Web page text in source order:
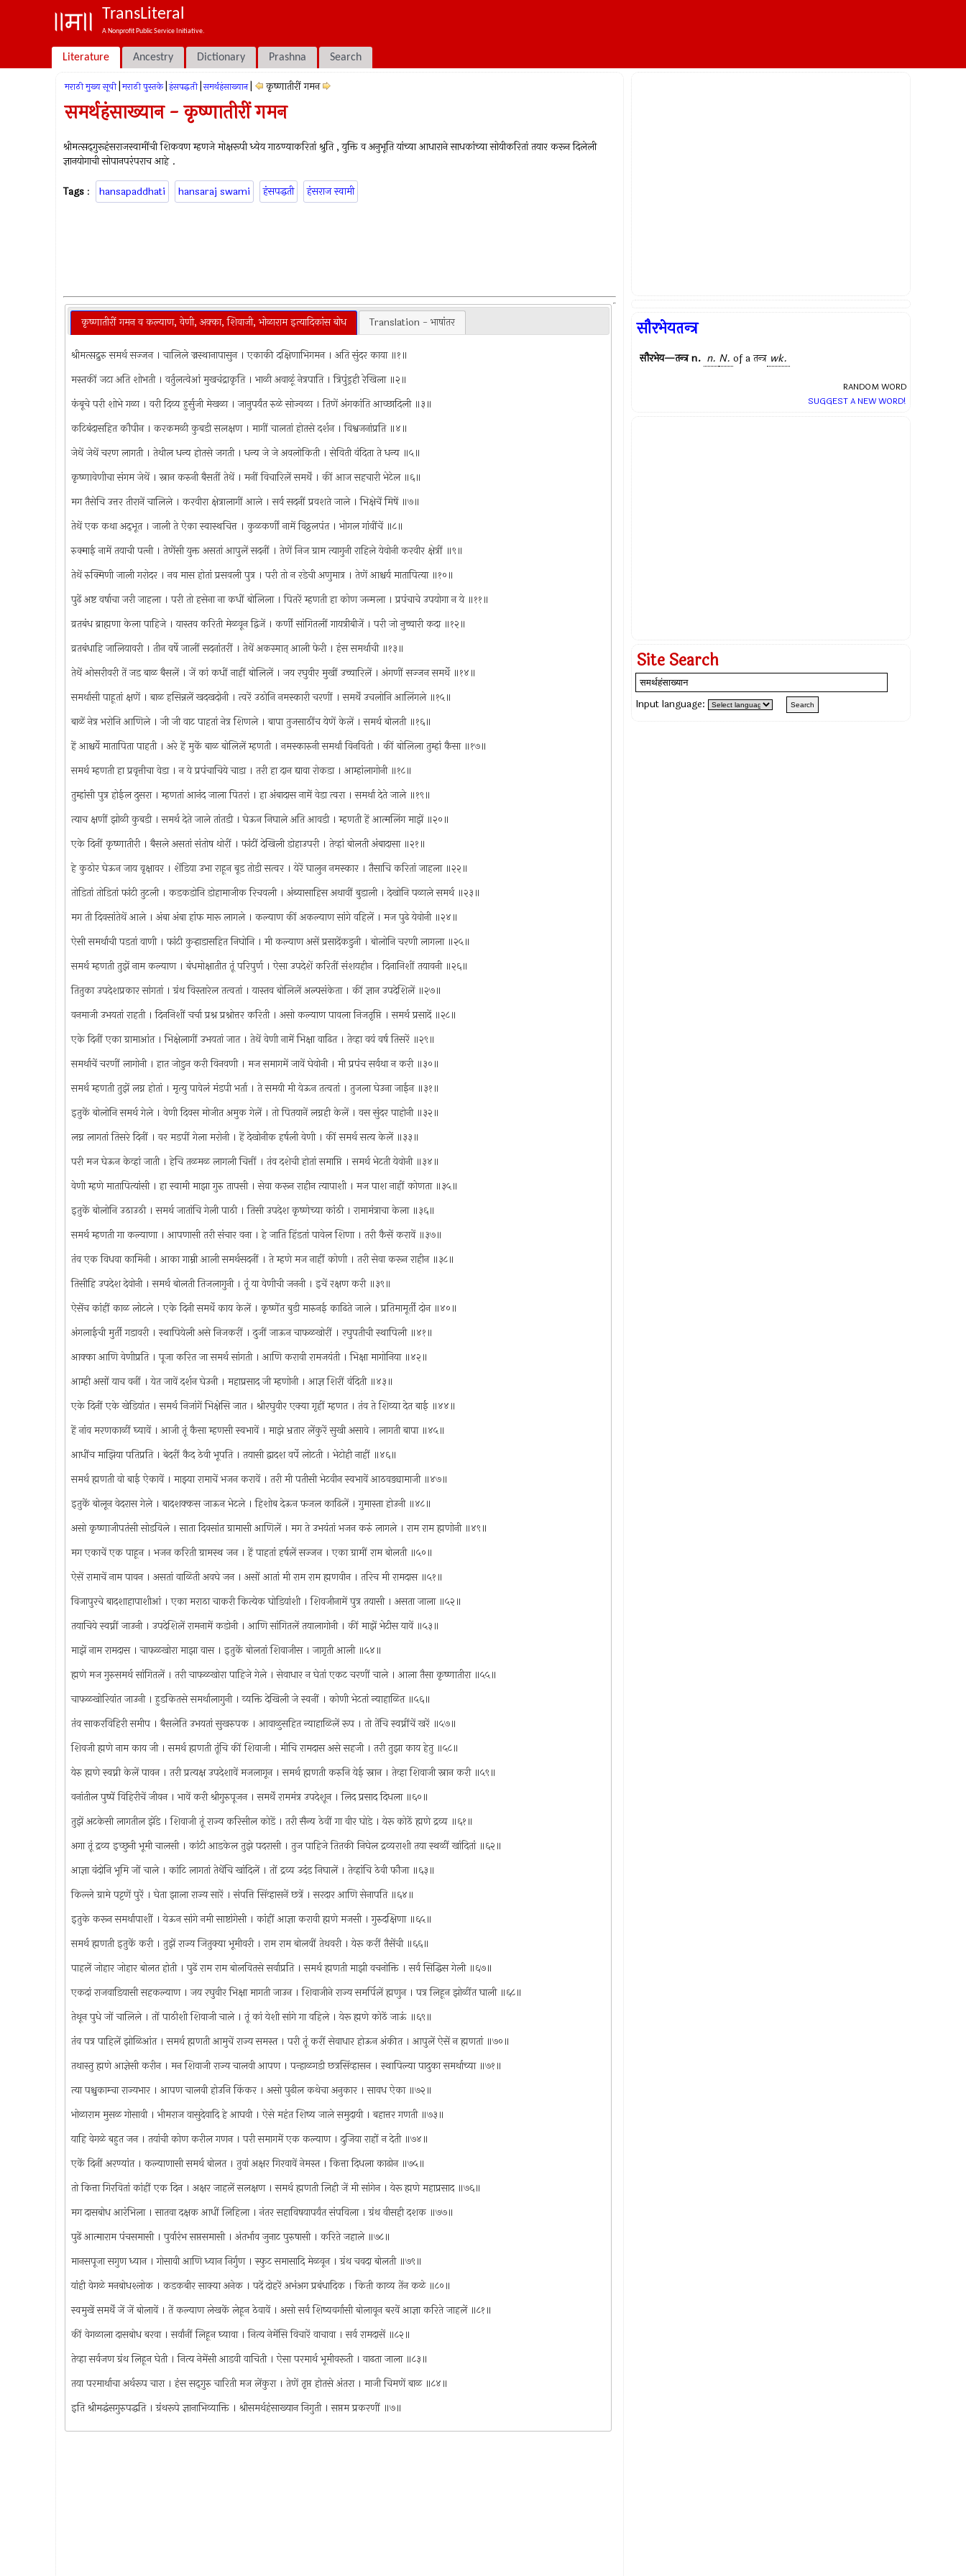
TransLiteral
A Nonprofit Public Service Initiative.
Literature Ancestry Dictionary Prashna Search
मराठी मुख्य सूची मराठी पुस्तके हंसपद्धती समर्थहंसाख्यान कृष्णातीरीं गमन
समर्थहंसाख्यान - कृष्णातीरीं गमन
श्रीमत्सद्‍गुरूहंसराजस्वामींची शिकवण म्हणजे मोक्षरूपी ध्येय गाठण्याकरितां श्रुति , युक्ति व अनुभूति यांच्या आधाराने साधकांच्या सोयीकरितां तयार करून दिलेली
ज्ञानयोगाची सोपानपरंपराच आहे .
Tags : hansapaddhati hansaraj swami हंसपद्धती हंसराज स्वामी
कृष्णातीरीं गमन व कल्याण, वेणी, अक्का, शिवाजी, भोळाराम इत्यादिकांस बोध Translation - भाषांतर
श्रीमत्सद्रुरु समर्थ सज्जन । चालिले ज्नस्थानापासुन । एकाकी दक्षिणाभिगमन । अति सुंदर काया ॥१॥
मस्तकीं जटा अति शोभती । वर्तुलत्वेआं मुखचंद्राकृति । भाळी अवाळूं नेत्रपाति । त्रिपुंड्रही रेखिला ॥२॥
कंबूचे परी शोभे गळा । वरी दिव्य हुर्सुजी मेखळा । जानुपर्यंत रुळे सोज्वळा । तिणें अंगकांति आच्छादिली ॥३॥
कटिबंदासहित कौपीन । करकमळी कुबडी सलक्षण । मागीं चालतां होतसे दर्शन । विश्वजनांप्रति ॥४॥
जेथें जेथें चरण लागती । तेथील धन्य होतसे जगती । धन्य जे जे अवलोकिती । सेविती वंदिता ते धन्य ॥५॥
कृष्णावेणीचा संगम जेथें । स्नान करुनी बैसतीं तेथें । मनीं विचारिलें समर्थें । कीं आज सहचारी भेटेल ॥६॥
मग तैसेचि उत्तर तीरानें चालिले । करवीरा क्षेत्रालागीं आले । सर्व सदनीं प्रवशते जाले । भिक्षेचें मिषें ॥७॥
तेथें एक कथा अद्‌भूत । जाली ते ऐका स्वास्थचित्त । कुळकर्णीं नामें विठ्ठलपंत । भोगल गांवींचें ॥८॥
रुक्माई नामें तयाची पत्‍नी । तेणेंसी युक्त असतां आपुलें सदनीं । तेणें निज ग्राम त्यागुनी राहिले येवोनी करवीर क्षेत्रीं ॥९॥
तेथें रुक्मिणी जाली गरोदर । नव मास होतां प्रसवली पुत्र । परी तो न रडेची अणुमात्र । तेणें आश्चर्य मातापित्या ॥१०॥
पुढें अष्ट वर्षाचा जरी जाहला । परी तो हसेना ना कधीं बोलिला । पितरें म्हणती हा कोण जन्मला । प्रपंचाचे उपयोगा न ये ॥११॥
व्रतबंध ब्राह्मणा केला पाहिजे । यास्तव करिती मेळवून द्विजें । कर्णीं सांगितलीं गायत्रीबीजें । परी जो नुच्चारी कदा ॥१२॥
व्रतबंधाहि जालियावरी । तीन वर्षे जालीं सदनांतरीं । तेथें अकस्मात् आली फेरी । हंस समर्थाची ॥१३॥
तेथें ओसरीवरी तें जड बाळ बैसलें । जें कां कधीं नाहीं बोलिलें । जय रघुवीर मुखीं उच्चारिलें । अंगणीं सज्जन समर्थे ॥१४॥
समर्थासी पाहूतां क्षणें । बाळ हसिन्नलें खदखदोनी । त्वरें उठोनि नमस्कारी चरणीं । समर्थें उचलोनि आलिंगले ॥१५॥
बाळें नेत्र भरोनि आणिले । जी जी वाट पाहतां नेत्र शिणले । बापा तुजसाठींच येणें केलें । समर्थ बोलती ॥१६॥
हें आश्चर्ये मातापिता पाहती । अरे हें मुकें बाळ बोलिलें म्हणती । नमस्कारुनी समर्थां विनविती । कीं बोलिला तुम्हां कैसा ॥१७॥
समर्थ म्हणती हा प्रवृत्तीचा वेडा । न ये प्रपंचाचिये चाडा । तरी हा दान द्यावा रोकडा । आम्हांलागोनी ॥१८॥
तुम्हांसी पुत्र होईल दुसरा । म्हणतां आनंद जाला पितरां । हा अंबादास नामें वेडा त्वरा । समर्था देते जाले ॥१९॥
त्याच क्षणीं झोळी कुबडी । समर्थ देते जाले तांतडी । घेऊन निघाले अति आवडी । म्हणती हें आत्मलिंग माझें ॥२०॥
एके दिनीं कृष्णातीरी । बैसले असतां संतोष थोरीं । फांटीं देखिली डोहाउपरी । तेव्हां बोलती अंबादासा ॥२१॥
हे कुठोर घेऊन जाय वृक्षावर । शेंडिया उभा राहून बूड तोडी सत्वर । येरें घालुन नमस्कार । तैसाचि करितां जाहला ॥२२॥
तोडितां तोडितां फांटी तुटली । कडकडोनि डोहामाजीक रिचवली । अंब्यासाहिस अथावीं बुडाली । देखोनि पळाले समर्थ ॥२३॥
मग ती दिवसांतेथें आले । अंबा अंबा हांफ मारू लागले । कल्याण कीं अकल्याण सांगे वहिलें । मज पुढे येवोनी ॥२४॥
ऐसी समर्थाची पडतां वाणी । फांटी कुर्‍हाडासहित निघोनि । मी कल्याण असें प्रसादेंकडुनी । बोलोनि चरणी लागला ॥२५॥
समर्थ म्हणती तुझें नाम कल्याण । बंधमोक्षातीत तूं परिपुर्ण । ऐसा उपदेशें करितीं संशयहीन । दिनानिशीं तयावनी ॥२६॥
तितुका उपदेशप्रकार सांगतां । ग्रंथ विस्तारेल तत्वतां । यास्तव बोलिलें अल्पसंकेता । कीं ज्ञान उपदेशिलें ॥२७॥
वनमाजी उभयतां राहती । दिननिशीं चर्चा प्रश्न प्रश्नोत्तर करिती । असो कल्याण पावला निजतृप्ति । समर्थ प्रसादें ॥२८॥
एके दिनीं एका ग्रामाआंत । भिक्षेलागीं उभयतां जात । तेथें वेणी नामें भिक्षा वाढित । तेव्हा वयं वर्ष तिसरें ॥२९॥
समर्थाचें चरणीं लागोनी । हात जोडुन करी विनवणी । मज समागमें जावें घेवोनी । मी प्रपंच सर्वथा न करी ॥३०॥
समर्थ म्हणती तुझें लग्न होतां । मृत्यु पावेलं मंडपी भर्ता । ते समयी मी येऊन तत्वतां । तुजला घेउना जाईन ॥३१॥
इतुकें बोलोनि समर्थ गेले । वेणी दिवस मोजीत अमुक गेलें । तो पितयानें लग्नही केलें । वस सुंदर पाहोनी ॥३२॥
लग्न लागतां तिसरे दिनीं । वर मडपीं गेला मरोनी । हें देखोनीक हर्षली वेणी । कीं समर्थ सत्य केलें ॥३३॥
परी मज घेऊन केव्हां जाती । हेचि तळमळ लागली चित्तीं । तंव दशेची होतां समाप्ति । समर्थ भेटती येवोनी ॥३४॥
वेणी म्हणे मातापित्यांसी । हा स्वामी माझा गुरु तापसी । सेवा करून राहीन त्यापाशी । मज पाश नाहीं कोणता ॥३५॥
इतुकें बोलोनि उठाउठी । समर्थ जातांचि गेली पाठी । तिसी उपदेश कृष्णेच्या कांठी । रामामंत्राचा केला ॥३६॥
समर्थ म्हणती गा कल्याणा । आपणासी तरी संचार वना । हे जाति हिंडतां पावेल शिणा । तरी कैसें करावें ॥३७॥
तंव एक विधवा कामिनी । आका गाम्नी आली समर्थसदनीं । ते म्हणे मज नाहीं कोणी । तरी सेवा करून राहीन ॥३८॥
तिसीहि उपदेश देवोनी । समर्थ बोलती तिजलागुनी । तूं या वेणीची जननी । इचें रक्षण करी ॥३९॥
ऐसेंच कांहीं काळ लोटले । एके दिनी समर्थे काय केलें । कृष्णेंत बुडी मारुनई काढिते जाले । प्रतिमामूर्ती दोन ॥४०॥
अंगलाईची मुर्ती गडावरी । स्थापियेली असे निजकरीं । दुजीं जाऊन चाफळखोरीं । रघुपतीची स्थापिली ॥४१॥
आक्का आणि वेणीप्रति । पूजा करित जा समर्थ सांगती । आणि करावी रामजयंती । भिक्षा मागोनिया ॥४२॥
आम्ही असों याच वनीं । येत जावें दर्शन घेउनी । महाप्रसाद जी म्हणोनी । आज्ञ शिरीं वंदिती ॥४३॥
एके दिनीं एके खेडियांत । समर्थ निजांगें भिक्षेसि जात । श्रीरघुवीर एक्या गृहीं म्हणत । तंव ते शिव्या देत बाई ॥४४॥
हें नांव मरणकाळीं घ्यावें । आजी तूं कैसा म्हणसी स्वभावें । माझे भ्रतार लेंकुरें सुखी असावे । लागती बापा ॥४५॥
आधींच माझिया पतिप्रति । बेदरीं कैद ठेवी भूपति । तयासी द्वादश वर्पे लोटती । भेटोही नाहीं ॥४६॥
समर्थ ह्मणती वो बाई ऐकावें । माझ्या रामाचें भजन करावें । तरी मी पतीसी भेटवीन स्वभावें आठवड्यामाजी ॥४७॥
इतुकें बोलून वेदरास गेले । बादशक्कस जाऊन भेटले । हिशोब देऊन फजल काढिलें । गुमास्ता होउनी ॥४८॥
असो कृष्णाजीपतंसी सोडविले । साता दिवसांत ग्रामासी आणिलें । मग ते उभयंतां भजन करुं लागले । राम राम ह्मणोनी ॥४९॥
मग एकाचें एक पाहून । भजन करिती ग्रामस्थ जन । हें पाहतां हर्षलें सज्जन । एका ग्रामीं राम बोलती ॥५०॥
ऐसें रामाचें नाम पावन । असतां वाळिती अवघे जन । असों आतां मी राम राम ह्मणवीन । तरिच मी रामदास ॥५१॥
विजापुरचे बादशाहापाशीआं । एका मराठा चाकरी कित्येक घोडियांशी । शिवजीनामें पुत्र तयासी । असता जाला ॥५२॥
तयाचिये स्वप्नीं जाउनी । उपदेशिलें रामनामें कडोनी । आणि सांगितलें तयालागोनी । कीं माझें भेटीस यावें ॥५३॥
माझें नाम रामदास । चाफळखोरा माझा वास । इतुकें बोलतां शिवाजीस । जागृती आली ॥५४॥
ह्मणे मज गुरुसमर्थ सांगितलें । तरी चाफळखोरा पाहिजे गेले । सेवाधार न घेतां एकट चरणीं चाले । आला तैसा कृष्णातीरा ॥५५॥
चाफळखोरियांत जाउनी । हुडकितसे समर्थालागुनी । व्यक्ति देखिली जे स्वनीं । कोणी भेटतां न्याहाळित ॥५६॥
तंव साकरविहिरी समीप । बैसलेति उभयतां सुखरुपक । आवाळुसहित न्याहाळिलें रूप । तो तेंचि स्वप्नींचें खरें ॥५७॥
शिवजी ह्मणे नाम काय जी । समर्थ ह्मणती तूंचि कीं शिवाजी । मीचि रामदास असे सहजी । तरी तुझा काय हेतु ॥५८॥
येरु ह्मणे स्वप्नी केलें पावन । तरी प्रत्यक्ष उपदेशावें मजलागून । समर्थ ह्मणती करुनि येई स्नान । तेव्हा शिवाजी स्नान करी ॥५९॥
वनांतील पुष्पें विहिरीचें जीवन । भावें करी श्रीगुरुपूजन । समर्थें राममंत्र उपदेशून । लिद प्रसाद दिधला ॥६०॥
तुझें अटकेसी लागतील झेंडे । शिवाजी तूं राज्य करिसील कोडें । तरी सैन्य ठेवीं गा वीर घोडे । येरू कोठें ह्मणे द्रव्य ॥६१॥
अगा तूं द्रव्य इच्छुनी भूमी चालसी । कांटी आडकेल तुझे पदरासी । तुज पाहिजे तितकी निघेल द्रव्यराशी तया स्थळीं खांदितां ॥६२॥
आज्ञा वंदोनि भूमि जों चाले । कांटि लागतां तेथेंचि खांदिलें । तों द्रव्य उदंड निघालें । तेव्हांचि ठेवी फौजा ॥६३॥
किल्ले ग्रामे पट्टणें पुरें । घेता झाला राज्य सारें । संपत्ति सिंव्हासनें छत्रें । सरदार आणि सेनापति ॥६४॥
इतुके करून समर्थापाशीं । येऊन सांगे नमी साष्टांगेसी । कांहीं आज्ञा करावी ह्मणे मजसी । गुरुदक्षिणा ॥६५॥
समर्थ ह्मणती इतुकें करी । तुझें राज्य जितुक्या भूमीवरी । राम राम बोलवीं तेथवरी । येरू करीं तैसेंची ॥६६॥
पाहलें जोहार जोहार बोलत होती । पुढें राम राम बोलवितसे सर्वाप्रति । समर्थ ह्मणती माझी वचनोक्ति । सर्व सिद्धिस गेली ॥६७॥
एकदां राजवाडियासी सहकल्याण । जय रघुवीर भिक्षा मागती जाउन । शिवाजीने राज्य समर्पिलें ह्मणुन । पत्र लिहून झोळींत घाली ॥६८॥
तेथून पुधे जों चालिले । तों पाठीशी शिवाजी चाले । तूं कां येशी सांगे गा वहिले । येरू ह्मणे कोठें जाऊं ॥६९॥
तंव पत्र पाहिलें झोळिआंत । समर्थ ह्मणती आमुचें राज्य समस्त । परी तूं करीं सेवाधार होऊन अंकीत । आपुलें ऐसें न ह्मणतां ॥७०॥
तथास्तु ह्मणे आज्ञेसी करीन । मन शिवाजी राज्य चालवी आपण । पन्हाळगडी छत्रसिंव्हासन । स्थापिल्या पादुका समर्थाच्या ॥७१॥
त्या पश्चुकाम्चा राज्यभार । आपण चालवी होउनि किंकर । असो पुढील कथेचा अनुकार । सावध ऐका ॥७२॥
भोळाराम मुसळ गोसावी । भीमराज वासुदेवादि हे आघवी । ऐसे महंत शिष्य जाले समुदायी । बहात्तर गणती ॥७३॥
याहि वेगळे बहुत जन । तयांची कोण करील गणन । परी समागमें एक कल्याण । दुजिया राहों न देती ॥७४॥
एकें दिनीं अरण्यांत । कल्याणासी समर्थ बोलत । तुवां अक्षर गिरवावें नेमस्त । कित्ता दिधला काढोन ॥७५॥
तो कित्ता गिरवितां कांहीं एक दिन । अक्षर जाहलें सलक्षण । समर्थ ह्मणती लिही जें मी सांगेन । येरू ह्मणे महाप्रसाद ॥७६॥
मग दासबोध आरंभिला । सातवा दक्षक आधीं लिहिला । नंतर सहाविषयापर्यंत संपविला । ग्रंथ वीसही दशक ॥७७॥
पुढें आत्माराम पंचसमासी । पुर्वारंभ सप्तसमासी । अंतर्भाव जुनाट पुरुषासी । करिते जहाले ॥७८॥
मानसपूजा सगुण ध्यान । गोसावी आणि ध्यान निर्गुण । स्फुट समासादि मेळवून । ग्रंथ चवदा बोलती ॥७९॥
यांही वेगळे मनबोधश्लोक । कडकबीर साक्या अनेक । पदें दोहरें अभंअग प्रबंधादिक । किती काव्य तेंन कळे ॥८०॥
स्वमुखें समर्थें जें जें बोलावें । तें कल्याण लेखकें लेहून ठेवावें । असो सर्व शिष्यवर्गासी बोलावून बरवें आज्ञा करिते जाहलें ॥८१॥
कीं वेगळाला दासबोध बरवा । सर्वांनीं लिहून घ्यावा । नित्य नेमेंसि विचारें वाचावा । सर्व रामदासें ॥८२॥
तेव्हा सर्वजण ग्रंथ लिहून घेती । नित्य नेमेंसी आडवी वाचिती । ऐसा परमार्थ भूमीवरूती । वाढता जाला ॥८३॥
तया परमार्थाचा अर्थरूप चारा । हंस सद्‌गुरु चारिती मज लेंकुरा । तेणें तृप्त होतसे अंतरा । माजी चिमणें बाळ ॥८४॥
इति श्रीमद्धंसगुरुपद्धति । ग्रंथरूपे ज्ञानाभिव्याक्ति । श्रीसमर्थहंसाख्यान निगुती । सप्तम प्रकरणीं ॥७॥
सौरभेयतन्त्र
सौरभेय—तन्त्रn. n. N. of aतन्त्र wk.
RANDOM WORD
SUGGEST A NEW WORD!
Site Search
Input language: